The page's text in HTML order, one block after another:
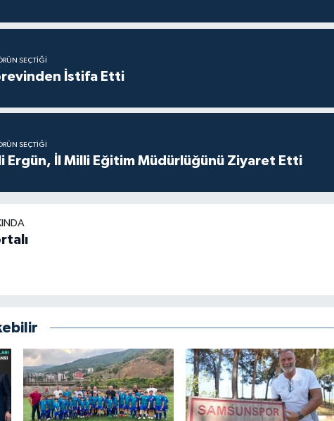
SEÇTIĞI
İstifa Etti
SEÇTIĞI
Ergün, İl Milli Eğitim Müdürlüğünü Ziyaret Etti